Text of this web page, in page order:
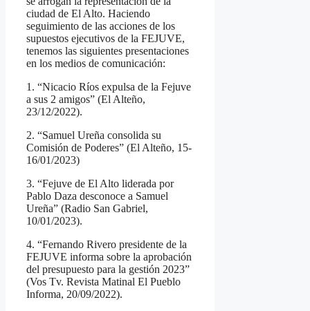
ciudad de El Alto. Haciendo
seguimiento de las acciones de los
supuestos ejecutivos de la FEJUVE,
tenemos las siguientes presentaciones
en los medios de comunicación:
1. “Nicacio Ríos expulsa de la Fejuve
a sus 2 amigos” (El Alteño,
23/12/2022).
2. “Samuel Ureña consolida su
Comisión de Poderes” (El Alteño, 15-
16/01/2023)
3. “Fejuve de El Alto liderada por
Pablo Daza desconoce a Samuel
Ureña” (Radio San Gabriel,
10/01/2023).
4. “Fernando Rivero presidente de la
FEJUVE informa sobre la aprobación
del presupuesto para la gestión 2023”
(Vos Tv. Revista Matinal El Pueblo
Informa, 20/09/2022).